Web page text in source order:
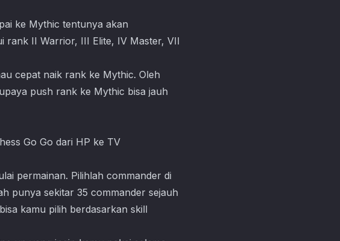
ke Mythic tentunya akan
rank II Warrior, III Elite, IV Master, VII
cepat naik rank ke Mythic. Oleh
push rank ke Mythic bisa jauh
Go Go dari HP ke TV
permainan. Pilihlah commander di
punya sekitar 35 commander sejauh
kamu pilih berdasarkan skill